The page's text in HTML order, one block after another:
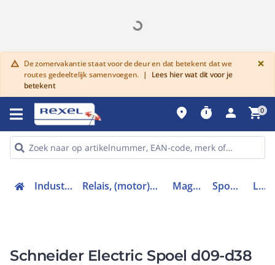
warning De zomervakantie staat voor de deur en dat betekent dat we
routes gedeeltelijk samenvoegen. |
Lees hier wat dit voor je
betekent
×
place timer person shopping_cart0
Industriele componenten Relais, (motor)beveiliging en magneetschakelaars Magneetschakelaars Spoel hulpschakelaar LXD1F7
Schneider Electric Spoel d09-d38